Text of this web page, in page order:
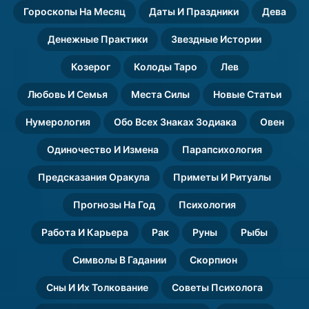
Гороскопы На Месяц Даты И Праздники Дева
Денежные Практики Звездные Истории
Козерог Колоды Таро Лев
Любовь И Семья Места Силы Новые Статьи
Нумерология Обо Всех Знаках Зодиака Овен
Одиночество И Измена Парапсихология
Предсказания Оракула Приметы И Ритуалы
Прогнозы На Год Психология
Работа И Карьера Рак Руны Рыбы
Символы В Гадании Скорпион
Сны И Их Толкование Советы Психолога